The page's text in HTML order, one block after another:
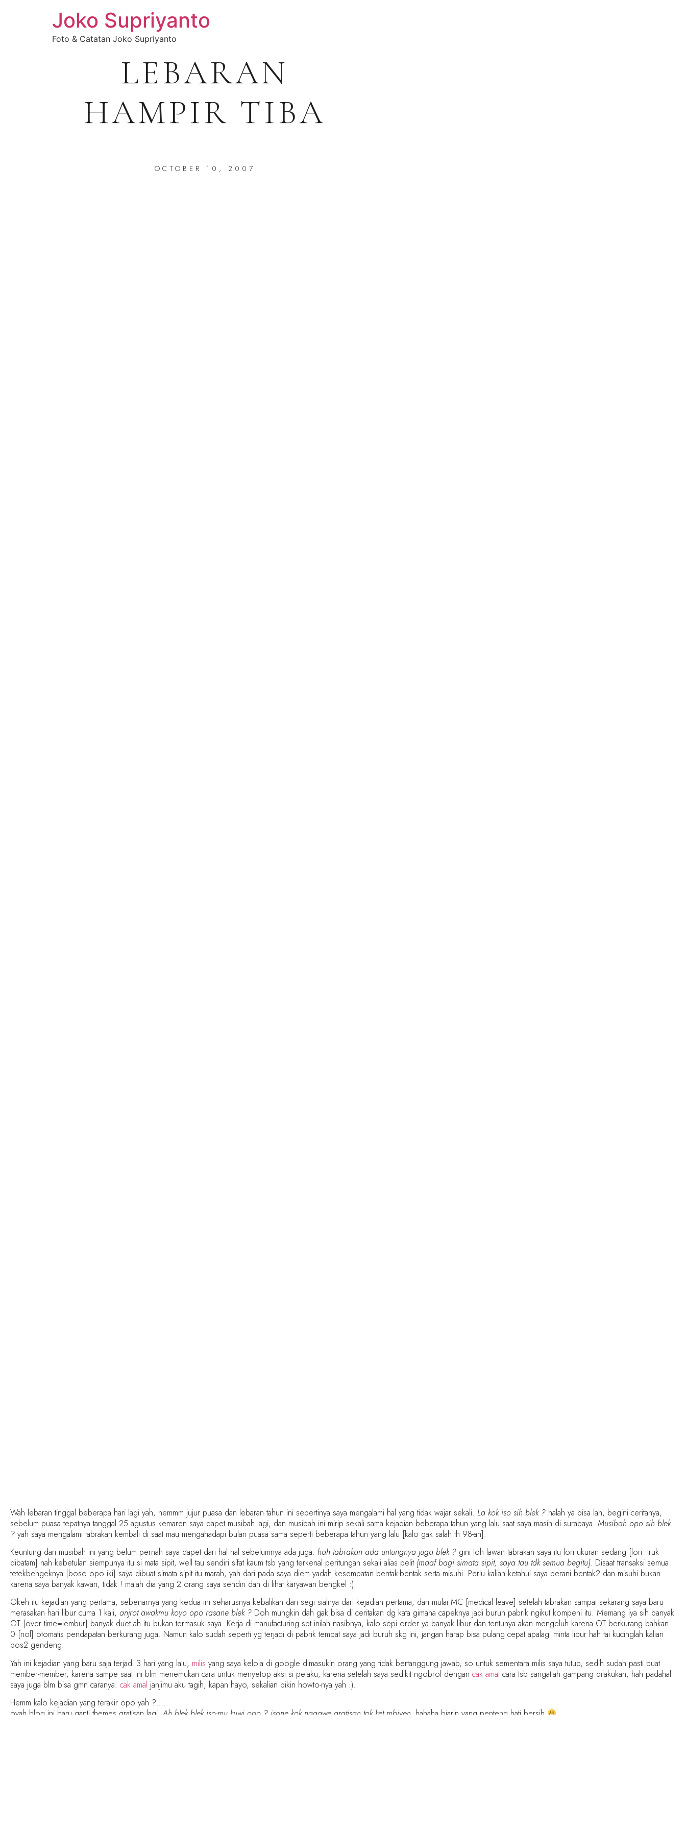
Joko Supriyanto
Foto & Catatan Joko Supriyanto
LEBARAN
HAMPIR TIBA
OCTOBER 10, 2007
Wah lebaran tinggal beberapa hari lagi yah, hemmm jujur puasa dan lebaran tahun ini sepertinya saya mengalami hal yang tidak wajar sekali. La kok iso sih blek ? halah ya bisa lah, begini ceritanya,
sebelum puasa tepatnya tanggal 25 agustus kemaren saya dapet musibah lagi, dan musibah ini mirip sekali sama kejadian beberapa tahun yang lalu saat saya masih di surabaya. Musibah opo sih blek
? yah saya mengalami tabrakan kembali di saat mau mengahadapi bulan puasa sama seperti beberapa tahun yang lalu [kalo gak salah th 98-an].
Keuntung dari musibah ini yang belum pernah saya dapet dari hal hal sebelumnya ada juga. hah tabrakan ada untungnya juga blek ? gini loh lawan tabrakan saya itu lori ukuran sedang [lori=truk
dibatam] nah kebetulan siempunya itu si mata sipit, well tau sendiri sifat kaum tsb yang terkenal peritungan sekali alias pelit [maaf bagi simata sipit, saya tau tdk semua begitu]. Disaat transaksi semua
tetekbengeknya [boso opo iki] saya dibuat simata sipit itu marah, yah dari pada saya diem yadah kesempatan bentak-bentak serta misuhi. Perlu kalian ketahui saya berani bentak2 dan misuhi bukan
karena saya banyak kawan, tidak ! malah dia yang 2 orang saya sendiri dan di lihat karyawan bengkel :).
Okeh itu kejadian yang pertama, sebenarnya yang kedua ini seharusnya kebalikan dari segi sialnya dari kejadian pertama, dari mulai MC [medical leave] setelah tabrakan sampai sekarang saya baru
merasakan hari libur cuma 1 kali, anjrot awakmu koyo opo rasane blek ? Doh mungkin dah gak bisa di ceritakan dg kata gimana capeknya jadi buruh pabrik ngikut kompeni itu. Memang iya sih banyak
OT [over time=lembur] banyak duet ah itu bukan termasuk saya. Kerja di manufacturing spt inilah nasibnya, kalo sepi order ya banyak libur dan tentunya akan mengeluh karena OT berkurang bahkan
0 [nol] otomatis pendapatan berkurang juga. Namun kalo sudah seperti yg terjadi di pabrik tempat saya jadi buruh skg ini, jangan harap bisa pulang cepat apalagi minta libur hah tai kucinglah kalian
bos2 gendeng.
Yah ini kejadian yang baru saja terjadi 3 hari yang lalu, milis yang saya kelola di google dimasukin orang yang tidak bertanggung jawab, so untuk sementara milis saya tutup, sedih sudah pasti buat
member-member, karena sampe saat ini blm menemukan cara untuk menyetop aksi si pelaku, karena setelah saya sedikit ngobrol dengan cak amal cara tsb sangatlah gampang dilakukan, hah padahal
saya juga blm bisa gmn caranya. cak amal janjimu aku tagih, kapan hayo, sekalian bikin howto-nya yah :).
Hemm kalo kejadian yang terakir opo yah ?…..
oyah blog ini baru ganti themes gratisan lagi, Ah blek blek iso-mu kuwi opo ? isone kok nggawe gratisan tok ket mbiyen. hahaha biarin yang penteng hati bersih